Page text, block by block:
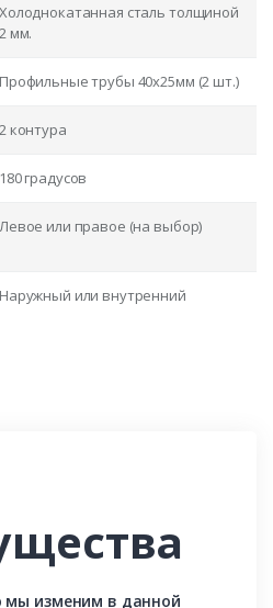
Холоднокатанная сталь толщиной
2 мм.
Профильные трубы 40х25мм (2 шт.)
2 контура
180 градусов
Левое или правое (на выбор)
Наружный или внутренний
изменим в данной